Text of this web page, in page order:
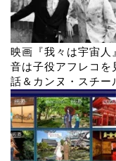
映画『我々は宇宙人
音は子役アフレコを
話＆カンヌ・スチー